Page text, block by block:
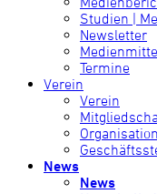
Studien |
Newsletter
Termine
Verein
Verein
Organisation
News
News